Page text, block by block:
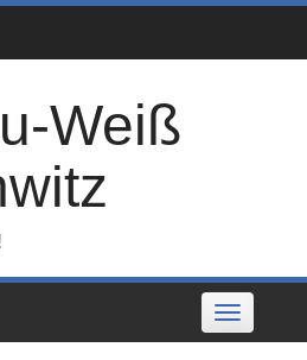
Weiß
Toggle
navigation